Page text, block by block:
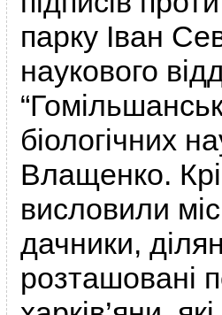
парку Іван
наукового
біологічних
Влащенко.
висловили
дачники,
розташовані